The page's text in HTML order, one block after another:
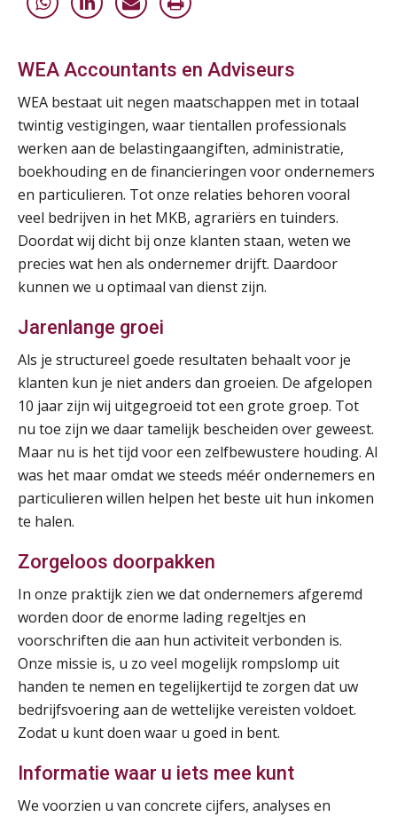
WEA Accountants en Adviseurs
WEA bestaat uit negen maatschappen met in totaal
twintig vestigingen, waar tientallen professionals
werken aan de belastingaangiften, administratie,
boekhouding en de financieringen voor ondernemers
en particulieren. Tot onze relaties behoren vooral
veel bedrijven in het MKB, agrariërs en tuinders.
Doordat wij dicht bij onze klanten staan, weten we
precies wat hen als ondernemer drijft. Daardoor
kunnen we u optimaal van dienst zijn.
Jarenlange groei
Als je structureel goede resultaten behaalt voor je
klanten kun je niet anders dan groeien. De afgelopen
10 jaar zijn wij uitgegroeid tot een grote groep. Tot
nu toe zijn we daar tamelijk bescheiden over geweest.
Maar nu is het tijd voor een zelfbewustere houding. Al
was het maar omdat we steeds méér ondernemers en
particulieren willen helpen het beste uit hun inkomen
te halen.
Zorgeloos doorpakken
In onze praktijk zien we dat ondernemers afgeremd
worden door de enorme lading regeltjes en
voorschriften die aan hun activiteit verbonden is.
Onze missie is, u zo veel mogelijk rompslomp uit
handen te nemen en tegelijkertijd te zorgen dat uw
bedrijfsvoering aan de wettelijke vereisten voldoet.
Zodat u kunt doen waar u goed in bent.
Informatie waar u iets mee kunt
We voorzien u van concrete cijfers, analyses en
AUG
Markus Verbeek Praehep
17
AUG
Module Arbeidsrecht en Sociale Zekerheid VPS
Markus Verbeek Praehep
20
AUG
Module Loonheffingen PDL
Markus Verbeek Praehep
24
AUG
Module Loonheffingen VPS
Markus Verbeek Praehep
24
AUG
MOCuitgevers
25
AUG
Summercourse: Kiezen en loslaten & een mindset die kansen ziet en vertrouwen geeft
MOCuitgevers
25
AUG
Summercourse: Een mindset die kansen ziet en vertrouwen geeft
MOCuitgevers
25
AUG
MOCuitgevers
25
AUG
MOCuitgevers
25
AUG
Online Opleiding Praktijkdiploma Loonadministratie (PDL)
MOCuitgevers
25
AUG
MOCuitgevers